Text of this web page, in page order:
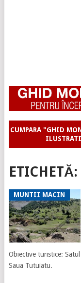
CUMPARA "GHID
ETICHETĂ:
MUNTII MACIN
Obiective turistice:
Saua Tutuiatu.